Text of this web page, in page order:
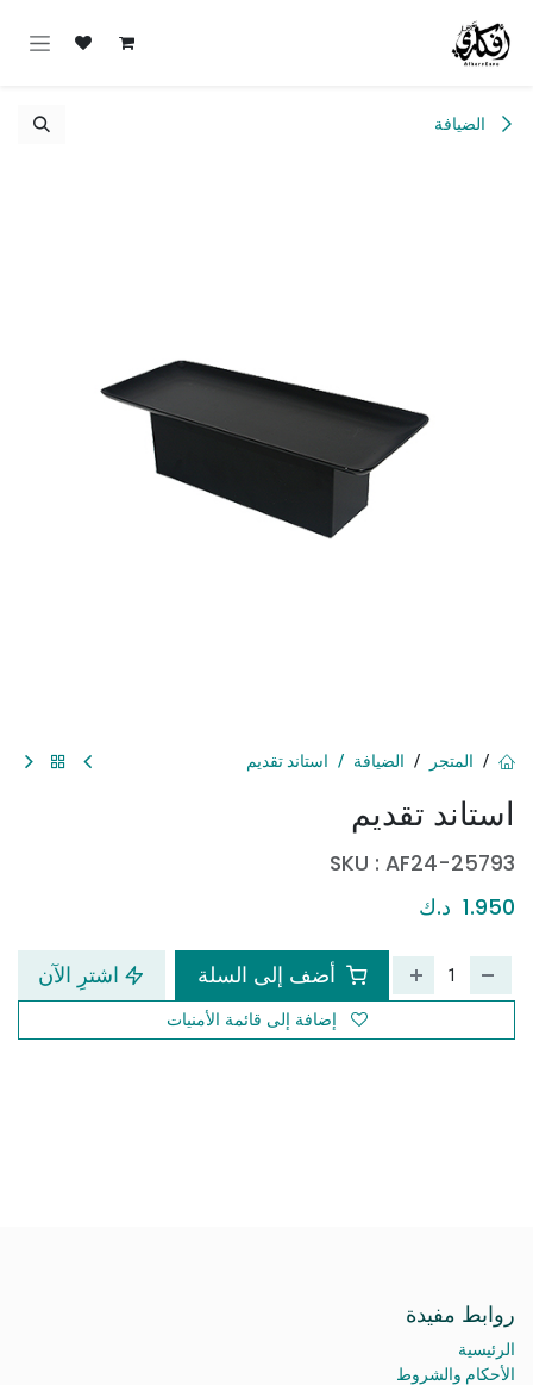
الضيافة
استاند تقديم
SKU : AF24-25793
1.950 د.ك
أضف إلى السلة اشترِ الآن
إضافة إلى قائمة الأمنيات
المتجر الضيافة استاند تقديم
روابط مفيدة
الرئيسية
الأحكام والشروط